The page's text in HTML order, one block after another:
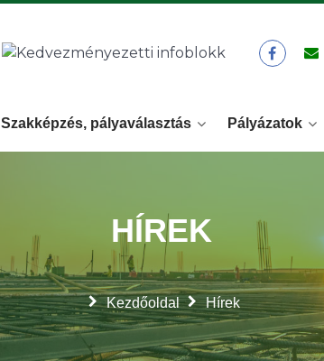
Szakképzés, pályaválasztás Pályázatok
Kezdőoldal Hírek
HÍREK